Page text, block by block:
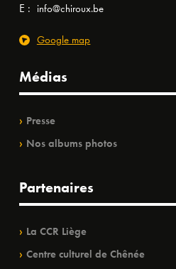
E : info@chiroux.be
Google map
Médias
Presse
Nos albums photos
Partenaires
La CCR Liège
Centre culturel de Chênée